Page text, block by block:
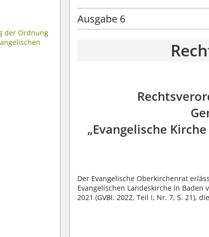
der Ordnung
Ausgabe 6
„Evangelische
Der Evangelische Oberkirchenrat
Evangelischen Landeskirche in Baden
2021 (GVBl. 2022, Teil I, Nr. 7, S. 21),